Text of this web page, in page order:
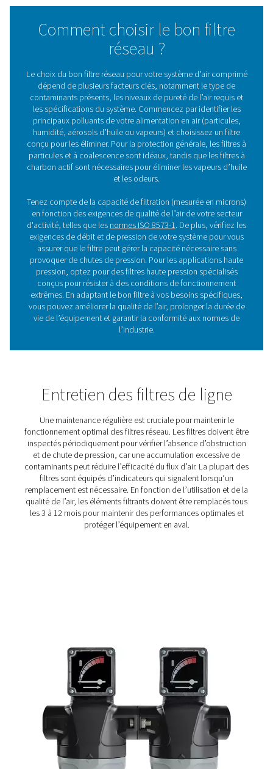
Filtres haute pression HP 350
Les filtres haute pression HP 350 offrent une pureté
fiabilité exceptionnelles pour les systèmes jusqu'à 350
psi). Avec leurs corps durables en acier inoxydable et
de filtration avancé, ils garantissent des performances
efficaces dans des conditions exigeantes,
l'équipement et optimisant l'efficacité du
fur et à mesure que l’air comprimé les traverses. Il existe
différents types de filtres de ligne adaptés à différentes
applications:
Filtres filétés
Généralement utilisés dans les systèmes de petite à
taille, ces filtres sont dotés de raccords filetés pour une
installation facile et une élimination efficace des
l’humidité.